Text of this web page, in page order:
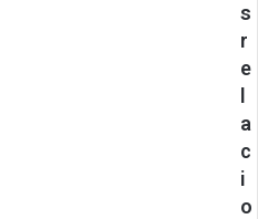
s
r
e
a
c
i
o